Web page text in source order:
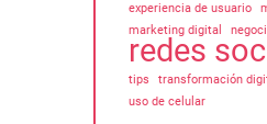
experiencia de usuario
marketing digital
redes
tips
transformación
uso de celular